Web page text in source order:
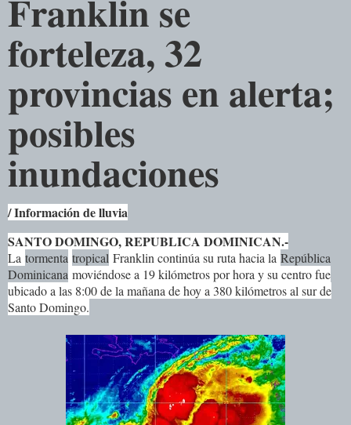
Franklin se
forteleza, 32
provincias en alerta;
posibles
inundaciones
/ Información de lluvia
SANTO DOMINGO, REPUBLICA DOMINICAN.-
La tormenta tropical Franklin continúa su ruta hacia la República
Dominicana moviéndose a 19 kilómetros por hora y su centro fue
ubicado a las 8:00 de la mañana de hoy a 380 kilómetros al sur de
Santo Domingo.